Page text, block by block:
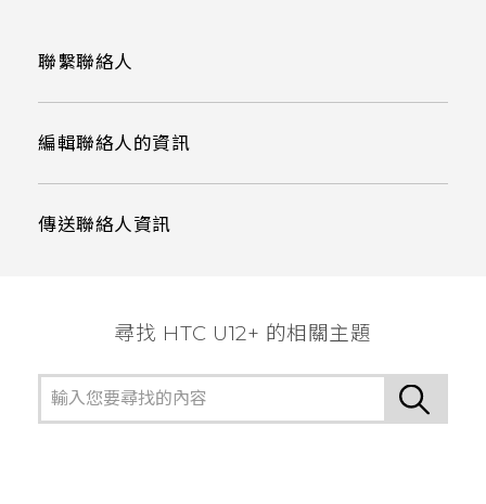
聯繫聯絡人
編輯聯絡人的資訊
傳送聯絡人資訊
尋找 HTC U12+ 的相關主題